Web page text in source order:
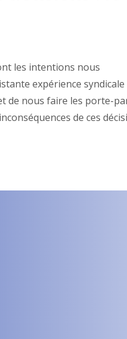
les intentions nous
expérience syndicale
de nous faire les porte-
de ces